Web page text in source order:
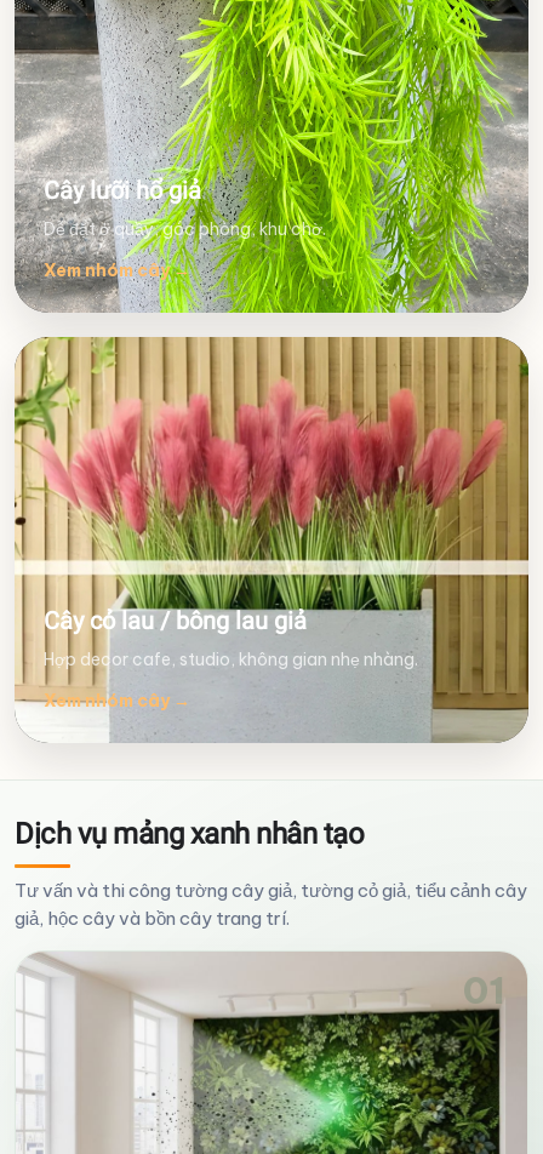
Cây lưỡi hổ giả
Dễ đặt ở quầy, góc phòng, khu chờ.
Xem nhóm cây→
Cây cỏ lau / bông lau giả
Hợp decor cafe, studio, không gian nhẹ nhàng.
Xem nhóm cây →
Dịch vụ mảng xanh nhân tạo
Tư vấn và thi công tường cây giả, tường cỏ giả, tiểu cảnh cây
giả, hộc cây và bồn cây trang trí.